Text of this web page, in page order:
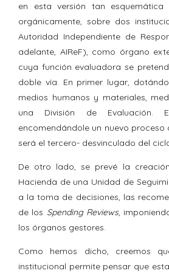
en esta versión tan esquemática
orgánicamente, sobre dos
Autoridad Independiente de
adelante, AIReF), como órgano
cuya función evaluadora se
doble vía. En primer lugar,
medios humanos y materiales,
una División de Evaluación.
encomendándole un nuevo proceso
será el tercero- desvinculado del
De otro lado, se prevé la
Hacienda de una Unidad de
a la toma de decisiones, las
de los Spending Reviews,
los órganos gestores.
Como hemos dicho, creemos
institucional permite pensar que